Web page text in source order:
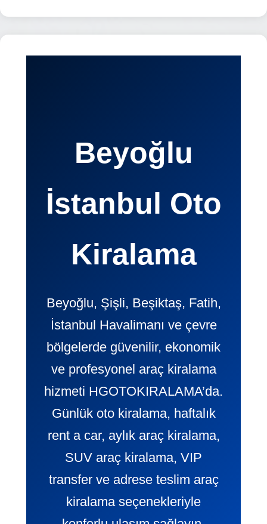
Beyoğlu
İstanbul Oto
Kiralama
Beyoğlu, Şişli, Beşiktaş, Fatih,
İstanbul Havalimanı ve çevre
bölgelerde güvenilir, ekonomik
ve profesyonel araç kiralama
hizmeti HGOTOKIRALAMA’da.
Günlük oto kiralama, haftalık
rent a car, aylık araç kiralama,
SUV araç kiralama, VIP
transfer ve adrese teslim araç
kiralama seçenekleriyle